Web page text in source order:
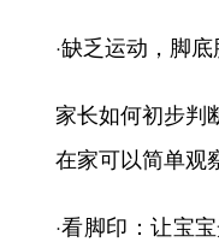
浙江 安
山东 河
广东 广
·缺乏运动，脚底
家长如何初步判
在家可以简单观
·看脚印：让宝宝